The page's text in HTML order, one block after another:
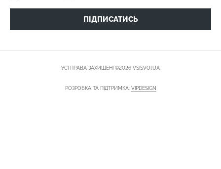
ПІДПИСАТИСЬ
УСІ ПРАВА ЗАХИЩЕНІ ©2026 VSISVOI.UA
РОЗРОБКА ТА ПІДТРИМКА: VIPDESIGN